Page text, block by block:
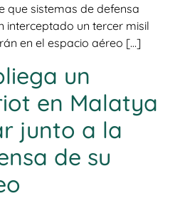
que sistemas de defensa
interceptado un tercer misil
en el espacio aéreo […]
un
en Malatya
junto a la
de su